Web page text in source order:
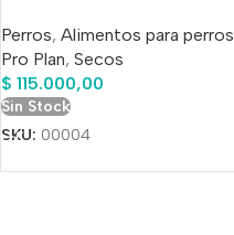
Pollo Y Arroz x 15 kg
Perros, Alimentos para perros
Pro Plan, Secos
$ 115.000,00
Sin Stock
SKU: 00004